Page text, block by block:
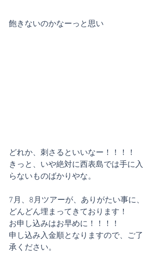
飽きないのかなーっと思い
どれか、刺さるといいなー！！！！
きっと、いや絶対に西表島では手に入
らないものばかりやな。
7月、8月ツアーが、ありがたい事に、
どんどん埋まってきております！
お申し込みはお早めに！！！！
申し込み入金順となりますので、ご了
承ください。